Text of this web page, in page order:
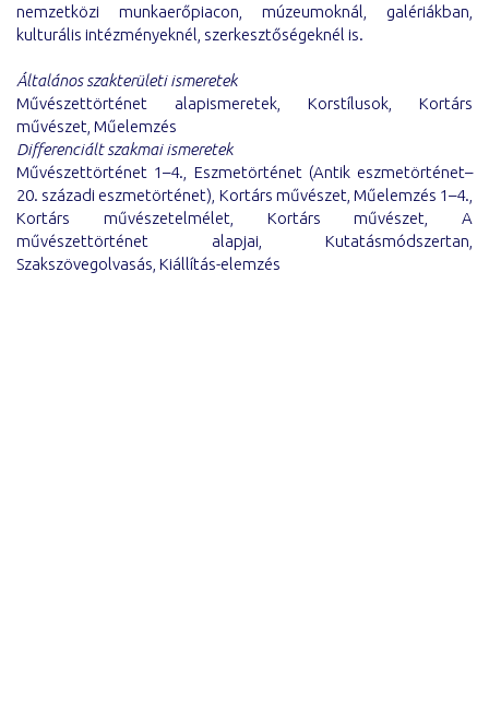
nemzetközi munkaerőpiacon, múzeumoknál, galériákban,
kulturális intézményeknél, szerkesztőségeknél is.
Általános szakterületi ismeretek
Művészettörténet alapismeretek, Korstílusok, Kortárs
művészet, Műelemzés
Differenciált szakmai ismeretek
Művészettörténet 1–4., Eszmetörténet (Antik eszmetörténet–
20. századi eszmetörténet), Kortárs művészet, Műelemzés 1–4.,
Kortárs művészetelmélet, Kortárs művészet, A
művészettörténet alapjai, Kutatásmódszertan,
Szakszövegolvasás, Kiállítás-elemzés